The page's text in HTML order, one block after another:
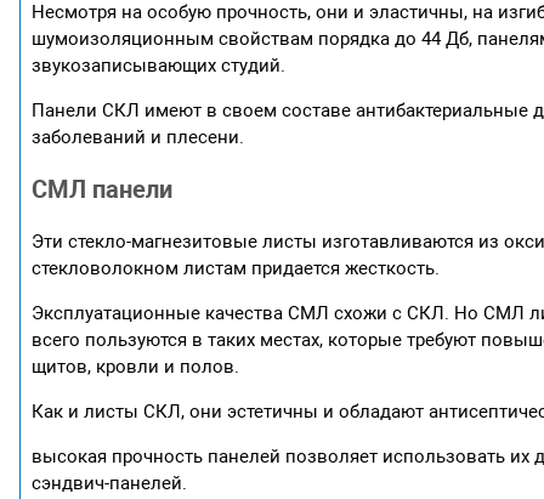
Несмотря на особую прочность, они и эластичны, на
шумоизоляционным свойствам порядка до 44 Дб,
звукозаписывающих студий.
Панели СКЛ имеют в своем составе антибактериальные
заболеваний и плесени.
СМЛ панели
Эти стекло-магнезитовые листы изготавливаются из
стекловолокном листам придается жесткость.
Эксплуатационные качества СМЛ схожи с СКЛ. Но СМЛ
всего пользуются в таких местах, которые требуют
щитов, кровли и полов.
Как и листы СКЛ, они эстетичны и обладают
высокая прочность панелей позволяет использовать
сэндвич-панелей.